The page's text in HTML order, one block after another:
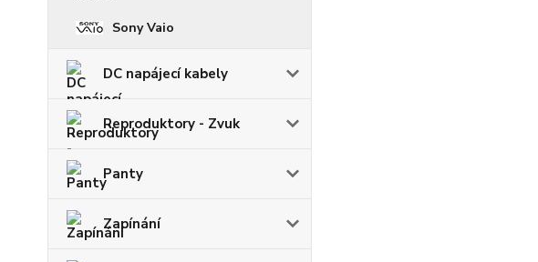
Sony Vaio
DC napájecí kabely
Reproduktory - Zvuk
Panty
Zapínání